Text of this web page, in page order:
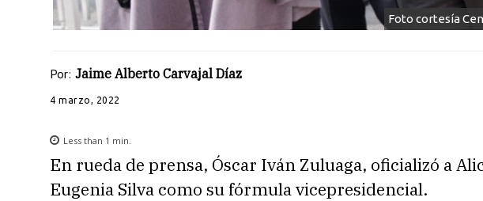
Foto cortesía
Por: Jaime Alberto Carvajal Díaz
4 marzo, 2022
Less than 1 min.
En rueda de prensa, Óscar Iván Zuluaga, oficializó a
Eugenia Silva como su fórmula vicepresidencial.